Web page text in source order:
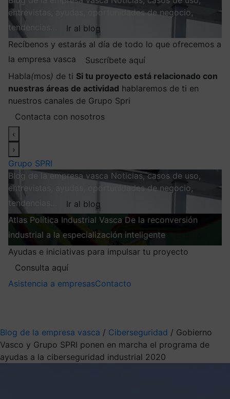
entrevistas, ayudas, oportunidades de negocio,
tendencias…
Ir al blog
Recíbenos y estarás al día de todo lo que ofrecemos a
la empresa vasca
Suscríbete aquí
Habla(mos) de ti Si tu proyecto está relacionado con
nuestras áreas de actividad hablaremos de ti en
nuestros canales de Grupo Spri
Contacta con nosotros
‹
›
Grupo SPRI
Blog de la empresa vasca Noticias, casos de uso,
entrevistas, ayudas, oportunidades de negocio,
tendencias…
Ir al blog
Atlas Política Industrial Vasca De la reconversión
industrial a la especialización inteligente
Ayudas e iniciativas para impulsar tu proyecto
Consulta aquí
Asistencia a empresasContacto
Blog de la empresa vasca / Ciberseguridad / Gobierno
Vasco y Grupo SPRI ponen en marcha el programa de
ayudas a la ciberseguridad industrial 2020